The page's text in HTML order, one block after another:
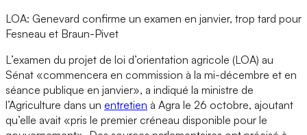
LOA: Genevard confirme un examen en janvier, trop tard pour
Fesneau et Braun-Pivet
L’examen du projet de loi d’orientation agricole (LOA) au
Sénat «commencera en commission à la mi-décembre et en
séance publique en janvier», a indiqué la ministre de
l’Agriculture dans un entretien à Agra le 26 octobre, ajoutant
qu’elle avait «pris le premier créneau disponible pour le